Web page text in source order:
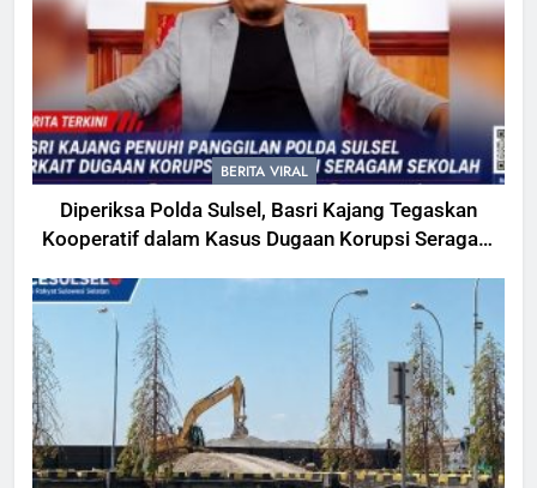
BERITA VIRAL
Diperiksa Polda Sulsel, Basri Kajang Tegaskan
Kooperatif dalam Kasus Dugaan Korupsi Seragam